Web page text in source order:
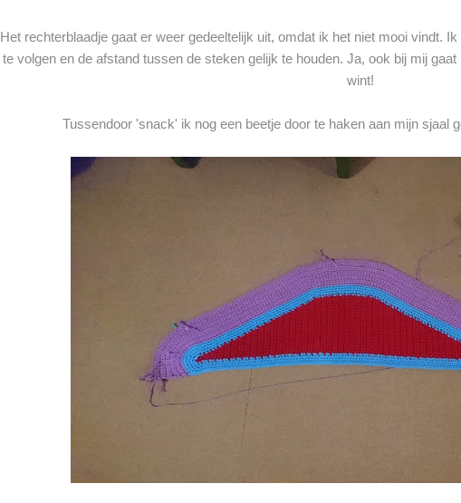
Het rechterblaadje gaat er weer gedeeltelijk uit, omdat ik het niet mooi vindt.
te volgen en de afstand tussen de steken gelijk te houden. Ja, ook bij mij
wint!
Tussendoor 'snack' ik nog een beetje door te haken aan mijn sjaal